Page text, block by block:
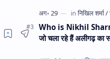
Who is Nikhil
जो चला रहे हैं अलीगढ़ का